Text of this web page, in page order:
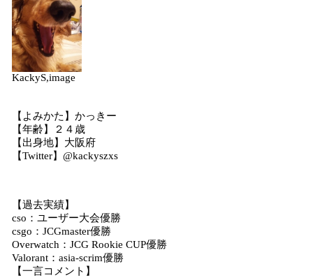
KackyS,image
【よみかた】かっきー
【年齢】２４歳
【出身地】大阪府
【Twitter】@kackyszxs
【過去実績】
cso：ユーザー大会優勝
csgo：JCGmaster優勝
Overwatch：JCG Rookie CUP優勝
Valorant：asia-scrim優勝
【一言コメント】